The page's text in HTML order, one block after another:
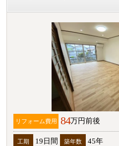
リフォーム費用 84万円前後
工期 19日間 築年数 45年